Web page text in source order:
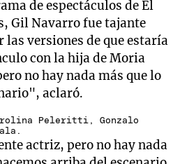
de espectáculos de El
Gil Navarro fue tajante
versiones de que estaría
con la hija de Moria
no hay nada más que lo
aclaró.
Peleritti, Gonzalo
actriz, pero no hay nada